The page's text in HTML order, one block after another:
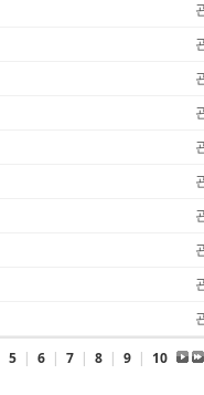
5 | 6 | 7 | 8 | 9 | 10